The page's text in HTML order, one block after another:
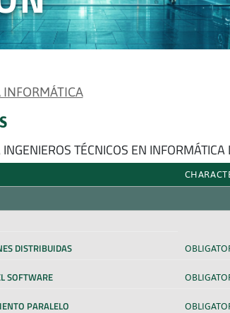
INFORMÁTICA
TÉCNICOS EN
DISTRIBUIDAS
SOFTWARE
PARALELO